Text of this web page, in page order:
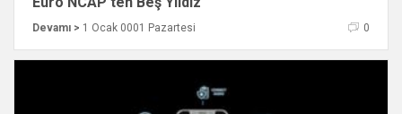
Devamı > 1 Ocak 0001 Pazartesi 0